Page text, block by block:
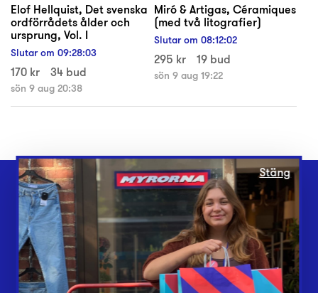
Elof Hellquist, Det svenska
ordförrådets ålder och
ursprung, Vol. I
Slutar om 09:28:03
170 kr 34 bud
sön 9 aug 20:38
Miró & Artigas, Céramiques
(med två litografier)
Slutar om 08:12:02
295 kr 19 bud
sön 9 aug 19:22
Webbshop
Butiker
Lämna in
Vårt överskott
Stäng